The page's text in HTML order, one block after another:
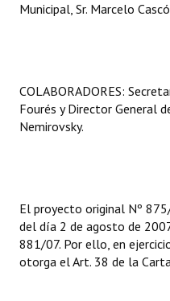
Municipal, Sr. Marcelo
COLABORADORES:
Fourés y Director General
Nemirovsky.
El proyecto original Nº
del día 2 de agosto de
881/07. Por ello, en
otorga el Art. 38 de la